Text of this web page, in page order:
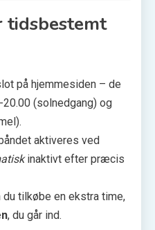
tidsbestemt
på hjemmesiden – de
(solnedgang) og
aktiveres ved
inaktivt efter præcis
tilkøbe en ekstra time,
, du går ind.